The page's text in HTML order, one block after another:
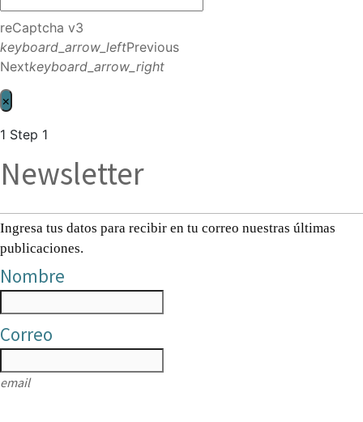
reCaptcha v3
keyboard_arrow_leftPrevious
Nextkeyboard_arrow_right
×
1 Step 1
Newsletter
Ingresa tus datos para recibir en tu correo nuestras últimas
publicaciones.
Nombre
Correo
email